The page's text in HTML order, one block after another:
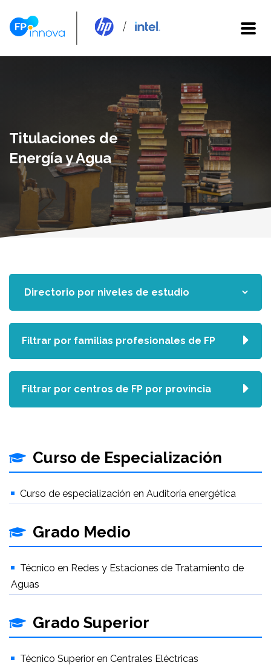
Titulaciones de
Energía y Agua
Curso de Especialización
Curso de especialización en Auditoría energética
Grado Medio
Técnico en Redes y Estaciones de Tratamiento de
Aguas
Grado Superior
Técnico Superior en Centrales Eléctricas
Filtrar por familias profesionales de FP
Filtrar por centros de FP por provincia